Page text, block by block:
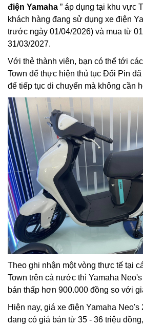
điện Yamaha ” áp dụng tại khu vực
khách hàng đang sử dụng xe điện
trước ngày 01/04/2026) và mua từ
31/03/2027.
Với thẻ thành viên, bạn có thể tới
Town để thực hiện thủ tục Đổi Pin
để tiếp tục di chuyển mà không cần
Theo ghi nhận một vòng thực tế tại
Town trên cả nước thì Yamaha
bán thấp hơn 900.000 đồng so với
Hiện nay, giá xe điện Yamaha Neo's
đang có giá bán từ 35 - 36 triệu